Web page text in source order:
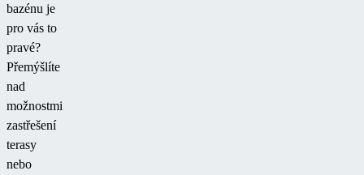
bazénu je
pro vás to
pravé?
Přemýšlíte
nad
možnostmi
zastřešení
terasy
nebo